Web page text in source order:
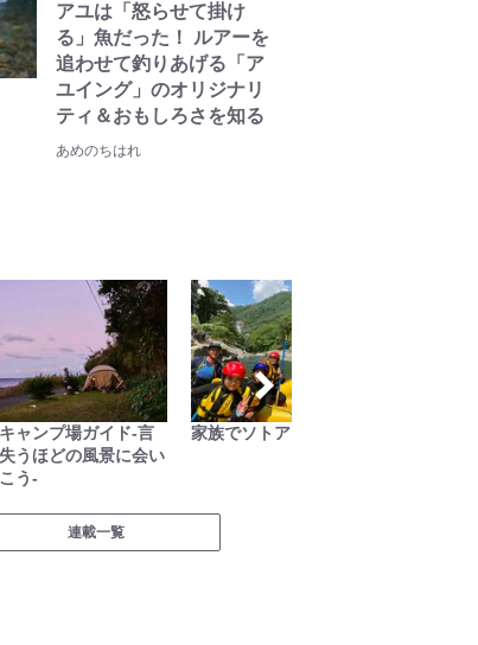
アユは「怒らせて掛け
る」魚だった！ ルアーを
追わせて釣りあげる「ア
ユイング」のオリジナリ
ティ＆おもしろさを知る
あめのちはれ
ャンプ場ガイド-言
うほどの風景に会い
う-
家族でソトアソビ
連載一覧